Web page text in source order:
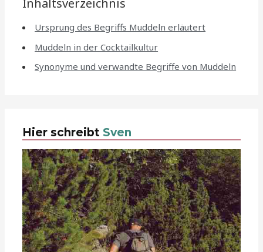
Ursprung des Begriffs Muddeln erläutert
Muddeln in der Cocktailkultur
Synonyme und verwandte Begriffe von Muddeln
Hier schreibt Sven